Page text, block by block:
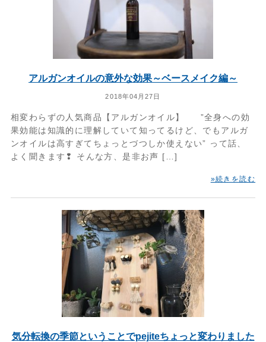
アルガンオイルの意外な効果～ベースメイク編～
2018年04月27日
相変わらずの人気商品【アルガンオイル】 ”全身への効
果効能は知識的に理解していて知ってるけど、でもアルガ
ンオイルは高すぎてちょっとづつしか使えない” って話、
よく聞きます❢ そんな方、是非お声 […]
»続きを読む
気分転換の季節ということでpejiteちょっと変わりました